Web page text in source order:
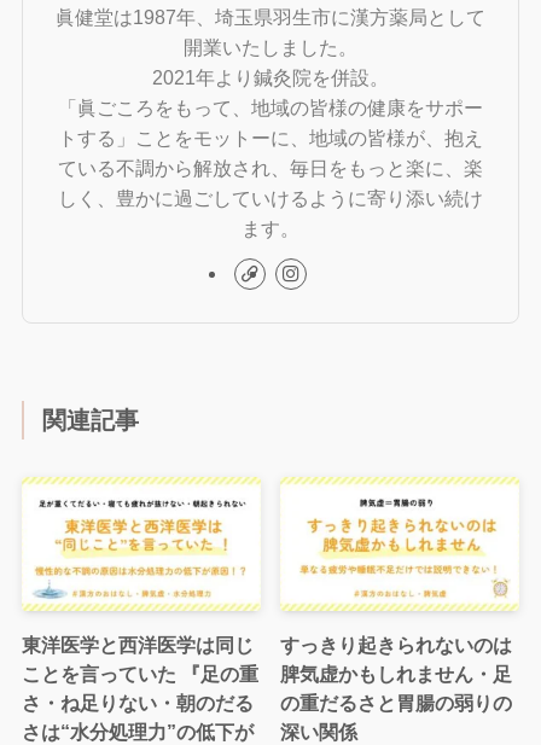
眞健堂は1987年、埼玉県羽生市に漢方薬局として
開業いたしました。
2021年より鍼灸院を併設。
「眞ごころをもって、地域の皆様の健康をサポー
トする」ことをモットーに、地域の皆様が、抱え
ている不調から解放され、毎日をもっと楽に、楽
しく、豊かに過ごしていけるように寄り添い続け
ます。
関連記事
東洋医学と西洋医学は同じ
ことを言っていた 『足の重
さ・ね足りない・朝のだる
さは“水分処理力”の低下が
すっきり起きられないのは
脾気虚かもしれません・足
の重だるさと胃腸の弱りの
深い関係